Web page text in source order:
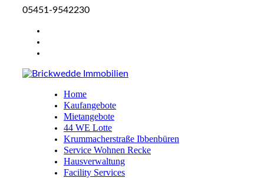
05451-9542230
Home
Kaufangebote
Mietangebote
44 WE Lotte
Krummacherstraße Ibbenbüren
Service Wohnen Recke
Hausverwaltung
Facility Services